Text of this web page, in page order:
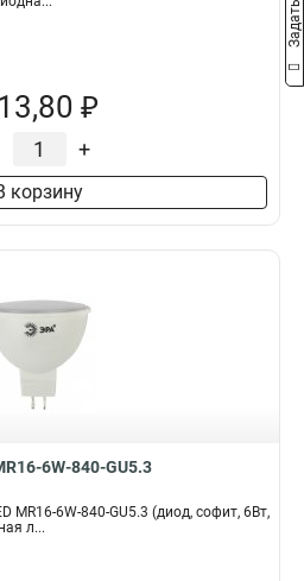
₽
+
корзину
6W-840-GU5.3
MR16-6W-840-GU5.3 (диод, софит, 6Вт,
л...